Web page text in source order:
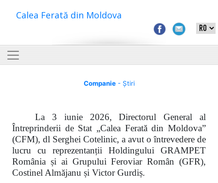
Calea Ferată din Moldova
Companie- Știri
La 3 iunie 2026, Directorul General al
Întreprinderii de Stat „Calea Ferată din Moldova”
(CFM), dl Serghei Cotelinic, a avut o întrevedere de
lucru cu reprezentanții Holdingului GRAMPET
România și ai Grupului Feroviar Român (GFR),
Costinel Almăjanu și Victor Gurdiș.